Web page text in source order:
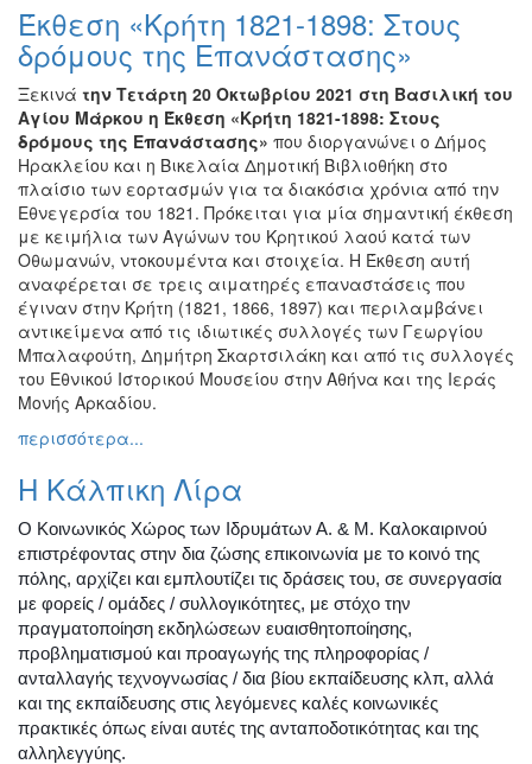
Έκθεση «Κρήτη 1821-1898: Στους
δρόμους της Επανάστασης»
Ξεκινά την Τετάρτη 20 Οκτωβρίου 2021 στη Βασιλική του
Αγίου Μάρκου η Έκθεση «Κρήτη 1821-1898: Στους
δρόμους της Επανάστασης» που διοργανώνει ο Δήμος
Ηρακλείου και η Βικελαία Δημοτική Βιβλιοθήκη στο
πλαίσιο των εορτασμών για τα διακόσια χρόνια από την
Εθνεγερσία του 1821. Πρόκειται για μία σημαντική έκθεση
με κειμήλια των Αγώνων του Κρητικού λαού κατά των
Οθωμανών, ντοκουμέντα και στοιχεία. Η Έκθεση αυτή
αναφέρεται σε τρεις αιματηρές επαναστάσεις που
έγιναν στην Κρήτη (1821, 1866, 1897) και περιλαμβάνει
αντικείμενα από τις ιδιωτικές συλλογές των Γεωργίου
Μπαλαφούτη, Δημήτρη Σκαρτσιλάκη και από τις συλλογές
του Εθνικού Ιστορικού Μουσείου στην Αθήνα και της Ιεράς
Μονής Αρκαδίου.
περισσότερα...
Η Κάλπικη Λίρα
Ο Κοινωνικός Χώρος των Ιδρυμάτων Α. & Μ. Καλοκαιρινού
επιστρέφοντας στην δια ζώσης επικοινωνία με το κοινό της
πόλης, αρχίζει και εμπλουτίζει τις δράσεις του, σε συνεργασία
με φορείς / ομάδες / συλλογικότητες, με στόχο την
πραγματοποίηση εκδηλώσεων ευαισθητοποίησης,
προβληματισμού και προαγωγής της πληροφορίας /
ανταλλαγής τεχνογνωσίας / δια βίου εκπαίδευσης κλπ, αλλά
και της εκπαίδευσης στις λεγόμενες καλές κοινωνικές
πρακτικές όπως είναι αυτές της ανταποδοτικότητας και της
αλληλεγγύης.